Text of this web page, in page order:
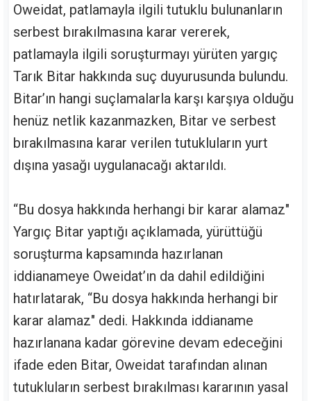
Oweidat, patlamayla ilgili tutuklu bulunanların
serbest bırakılmasına karar vererek,
patlamayla ilgili soruşturmayı yürüten yargıç
Tarık Bitar hakkında suç duyurusunda bulundu.
Bitar’ın hangi suçlamalarla karşı karşıya olduğu
henüz netlik kazanmazken, Bitar ve serbest
bırakılmasına karar verilen tutukluların yurt
dışına yasağı uygulanacağı aktarıldı.
“Bu dosya hakkında herhangi bir karar alamaz"
Yargıç Bitar yaptığı açıklamada, yürüttüğü
soruşturma kapsamında hazırlanan
iddianameye Oweidat’ın da dahil edildiğini
hatırlatarak, “Bu dosya hakkında herhangi bir
karar alamaz" dedi. Hakkında iddianame
hazırlanana kadar görevine devam edeceğini
ifade eden Bitar, Oweidat tarafından alınan
tutukluların serbest bırakılması kararının yasal